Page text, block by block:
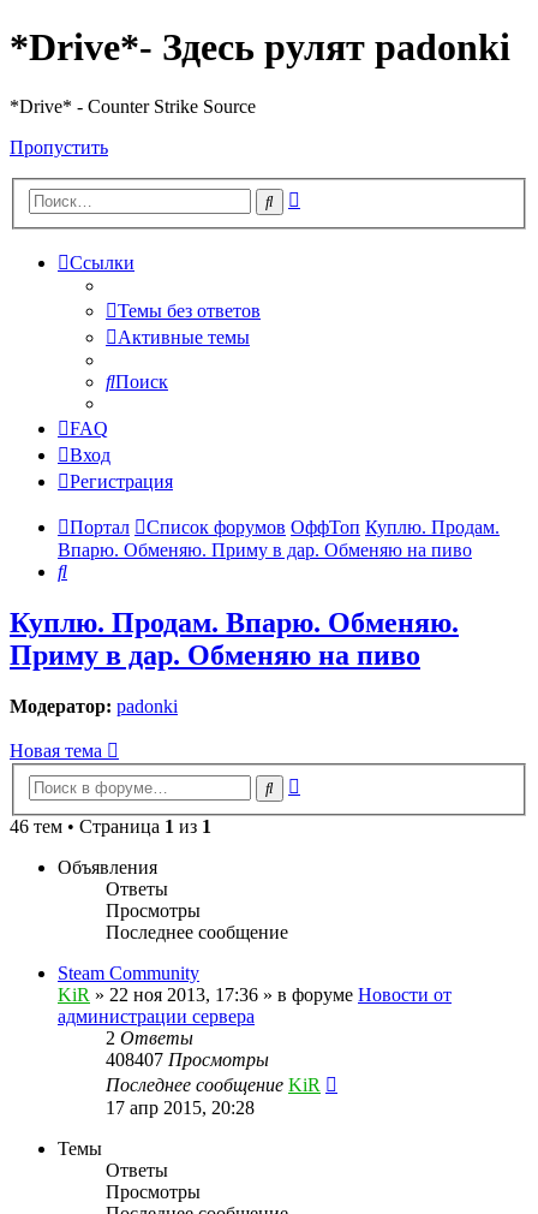
*Drive*- Здесь рулят padonki
*Drive* - Counter Strike Source
Пропустить
Поиск
Ссылки
Темы без ответов
Активные темы
Поиск
FAQ
Вход
Регистрация
Портал Список форумов ОффТоп Куплю. Продам.
Впарю. Обменяю. Приму в дар. Обменяю на пиво
Поиск
Куплю. Продам. Впарю. Обменяю.
Приму в дар. Обменяю на пиво
Модератор: padonki
Новая тема
Поиск
46 тем • Страница 1 из 1
Объявления
Ответы
Просмотры
Последнее сообщение
Steam Community
KiR » 22 ноя 2013, 17:36 » в форуме Новости от
администрации сервера
2 Ответы
408407 Просмотры
Последнее сообщение KiR
17 апр 2015, 20:28
Темы
Ответы
Просмотры